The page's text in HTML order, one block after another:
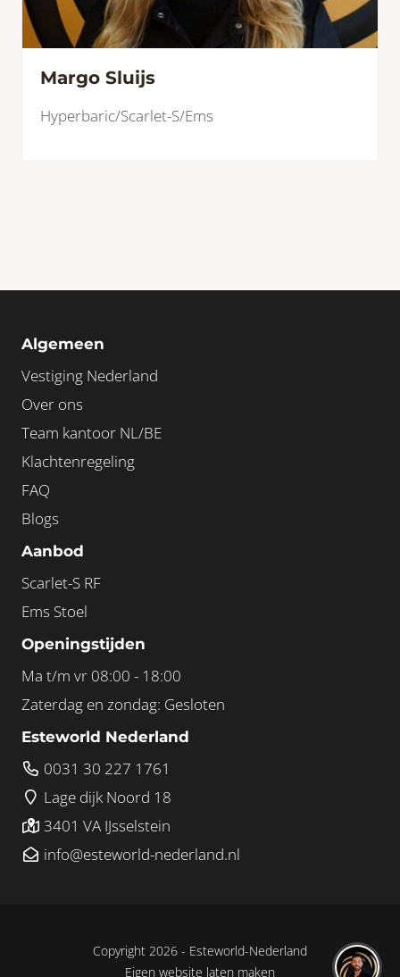
Margo Sluijs
Hyperbaric/Scarlet-S/Ems
Algemeen
Vestiging Nederland
Over ons
Team kantoor NL/BE
Klachtenregeling
FAQ
Blogs
Aanbod
Scarlet-S RF
Ems Stoel
Openingstijden
Ma t/m vr 08:00 - 18:00
Zaterdag en zondag: Gesloten
Esteworld Nederland
0031 30 227 1761
Lage dijk Noord 18
3401 VA IJsselstein
info@esteworld-nederland.nl
Copyright 2026 - Esteworld-Nederland
Eigen website laten maken